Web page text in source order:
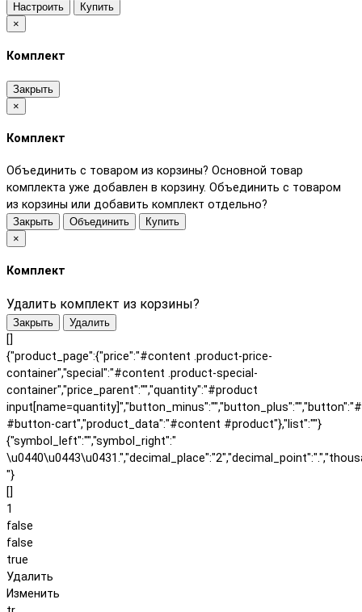
Настроить
Купить
×
Комплект
Закрыть
×
Комплект
Объединить с товаром из корзины? Основной товар
комплекта уже добавлен в корзину. Объединить с товаром
из корзины или добавить комплект отдельно?
Закрыть Объединить
Купить
×
Комплект
Удалить комплект из корзины?
Закрыть Удалить
[]
{"product_page":{"price":"#content .product-price-
container","special":"#content .product-special-
container","price_parent":"","quantity":"#product
#button-cart","product_data":"#content #product"},"list":""}
{"symbol_left":"","symbol_right":"
"}
[]
1
false
false
true
Удалить
Изменить